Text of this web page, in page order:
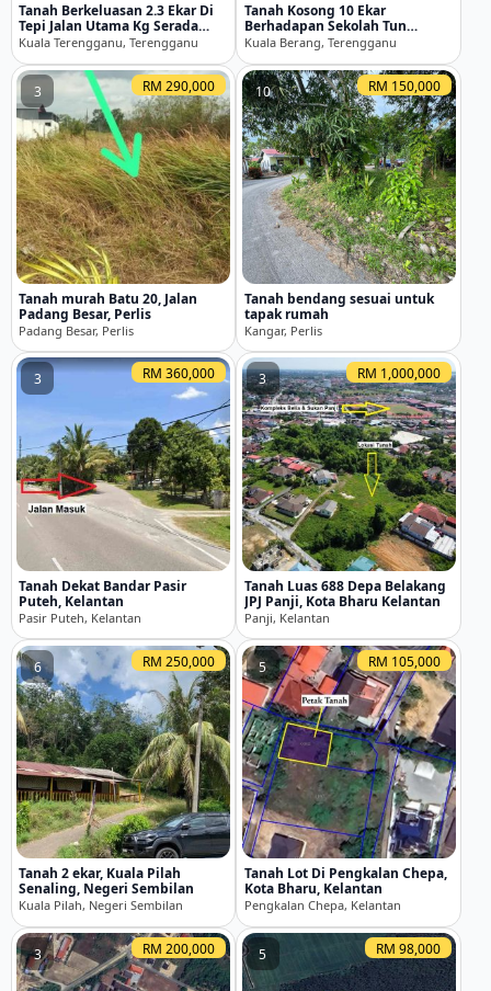
Tanah Berkeluasan 2.3 Ekar Di
Tepi Jalan Utama Kg Serada
Kuala Terengganu
Kuala Terengganu, Terengganu
Tanah Kosong 10 Ekar
Berhadapan Sekolah Tun
Indera, Kuala Berang
Kuala Berang, Terengganu
3 RM 290,000
Tanah murah Batu 20, Jalan
Padang Besar, Perlis
Padang Besar, Perlis
10 RM 150,000
Tanah bendang sesuai untuk
tapak rumah
Kangar, Perlis
3 RM 360,000
Tanah Dekat Bandar Pasir
Puteh, Kelantan
Pasir Puteh, Kelantan
3 RM 1,000,000
Tanah Luas 688 Depa Belakang
JPJ Panji, Kota Bharu Kelantan
Panji, Kelantan
6 RM 250,000
Tanah 2 ekar, Kuala Pilah
Senaling, Negeri Sembilan
Kuala Pilah, Negeri Sembilan
5 RM 105,000
Tanah Lot Di Pengkalan Chepa,
Kota Bharu, Kelantan
Pengkalan Chepa, Kelantan
3 RM 200,000 5 RM 98,000